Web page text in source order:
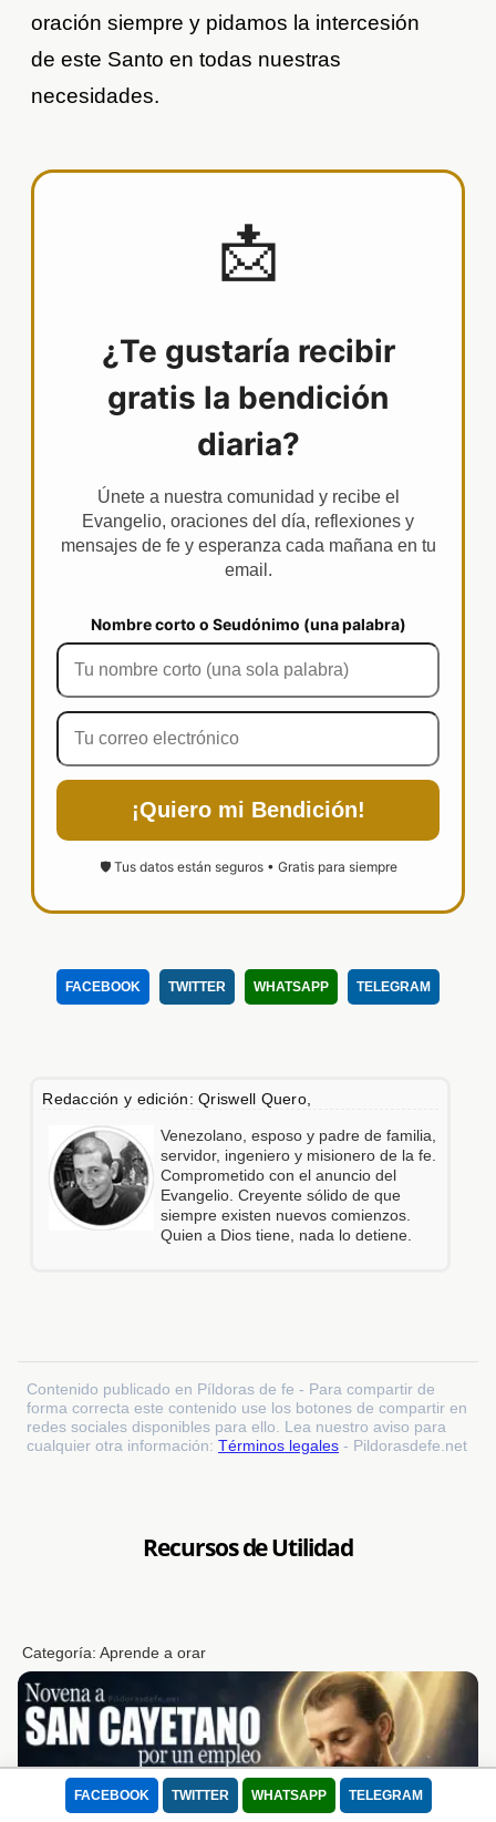
FACEBOOK TWITTER WHATSAPP TELEGRAM
oración siempre y pidamos la intercesión
de este Santo en todas nuestras
necesidades.
📩
¿Te gustaría recibir
gratis la bendición
diaria?
Únete a nuestra comunidad y recibe el
Evangelio, oraciones del día, reflexiones y
mensajes de fe y esperanza cada mañana en tu
email.
Nombre corto o Seudónimo (una palabra)
¡Quiero mi Bendición!
🛡️ Tus datos están seguros • Gratis para siempre
FACEBOOK TWITTER WHATSAPP TELEGRAM
Redacción y edición: Qriswell Quero,
Venezolano, esposo y padre de familia,
servidor, ingeniero y misionero de la fe.
Comprometido con el anuncio del
Evangelio. Creyente sólido de que
siempre existen nuevos comienzos.
Quien a Dios tiene, nada lo detiene.
Contenido publicado en Píldoras de fe - Para compartir de
forma correcta este contenido use los botones de compartir en
redes sociales disponibles para ello. Lea nuestro aviso para
cualquier otra información: Términos legales - Pildorasdefe.net
Recursos de Utilidad
Categoría:Aprende a orar